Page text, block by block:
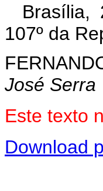
Brasília,
107º da
José Serra
Este texto
Download